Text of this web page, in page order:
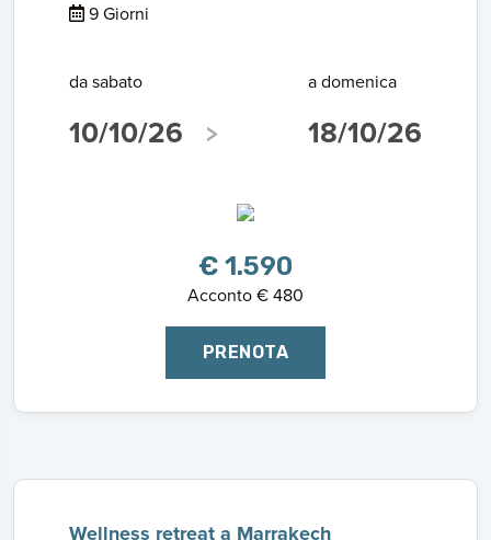
9 Giorni
da sabato
10/10/26
a domenica
18/10/26
€ 1.590
Acconto € 480
PRENOTA
Wellness retreat a Marrakech